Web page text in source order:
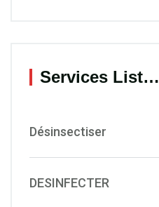
Services List…
Désinsectiser
DESINFECTER